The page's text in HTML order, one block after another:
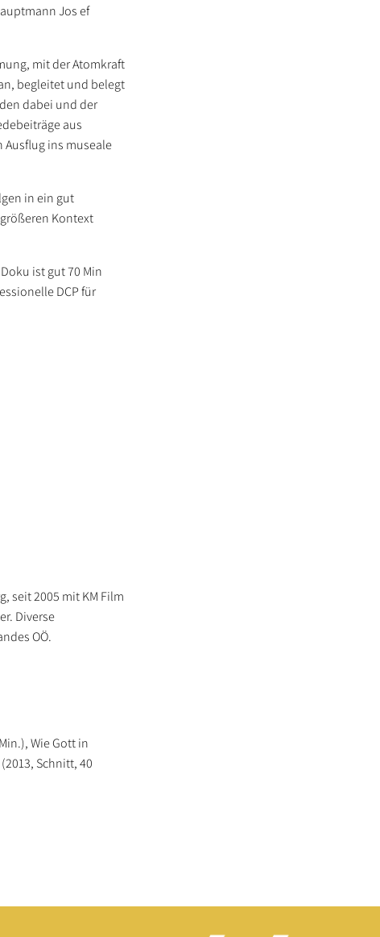
Jos ef
mit der Atomkraft
begleitet und belegt
dabei und der
aus
ins museale
in ein gut
Kontext
ist gut 70 Min
DCP für
seit 2005 mit KM Film
Diverse
OÖ.
Wie Gott in
Schnitt, 40